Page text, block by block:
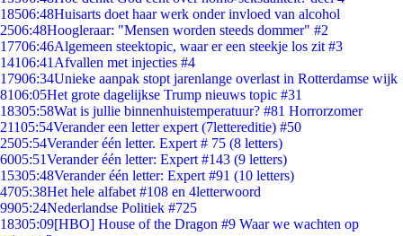
18506:48Huisarts doet haar werk onder invloed van alcohol
2506:48Hoogleraar: "Mensen worden steeds dommer" #2
17706:46Algemeen steektopic, waar er een steekje los zit #3
14106:41 Afvallen met injecties #4
17906:34Unieke aanpak stopt jarenlange overlast in Rotterdamse wijk
8106:05Het grote dagelijkse Trump nieuws topic #31
18305:58Wat is jullie binnenhuistemperatuur? #81 Horrorzomer
21105:54Verander een letter expert (7lettereditie) #50
2505:54Verander één letter. Expert # 75 (8 letters)
6005:51Verander één letter: Expert #143 (9 letters)
15305:48Verander één letter: Expert #91 (10 letters)
4705:38Het hele alfabet #108 en 4letterwoord
9905:24Nederlandse Politiek #725
18305:09[HBO] House of the Dragon #9 Waar we wachten op